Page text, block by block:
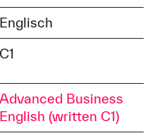
Englisch
C1
Advanced Business
English (written C1)